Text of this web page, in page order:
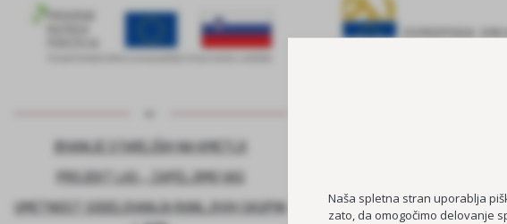
BIVANJE STAREJŠIH NA KMETIJI
PROJEKT LAS – ZAPELJIMO VAS
UMETNOST SODELOVANJA RANLJIVIH SKUPIN
Naša spletna stran uporablja
zato, da omogočimo delovanje